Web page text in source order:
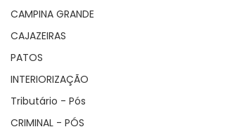
CAMPINA GRANDE
CAJAZEIRAS
PATOS
INTERIORIZAÇÃO
Tributário - Pós
CRIMINAL - PÓS